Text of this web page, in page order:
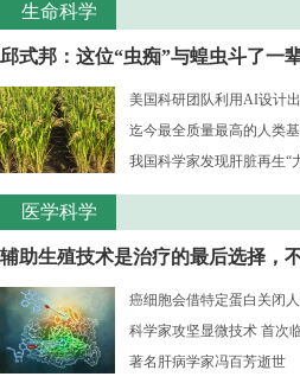
生命科学
邱式邦：这位“虫痴”与蝗虫斗了一
美国科研团队利用AI设计
迄今最全质量最高的人类
我国科学家发现肝脏再生“
医学科学
辅助生殖技术是治疗的最后选择，
癌细胞会借特定蛋白关闭
科学家攻坚显微技术 首次
著名肝病学家冯百芳逝世